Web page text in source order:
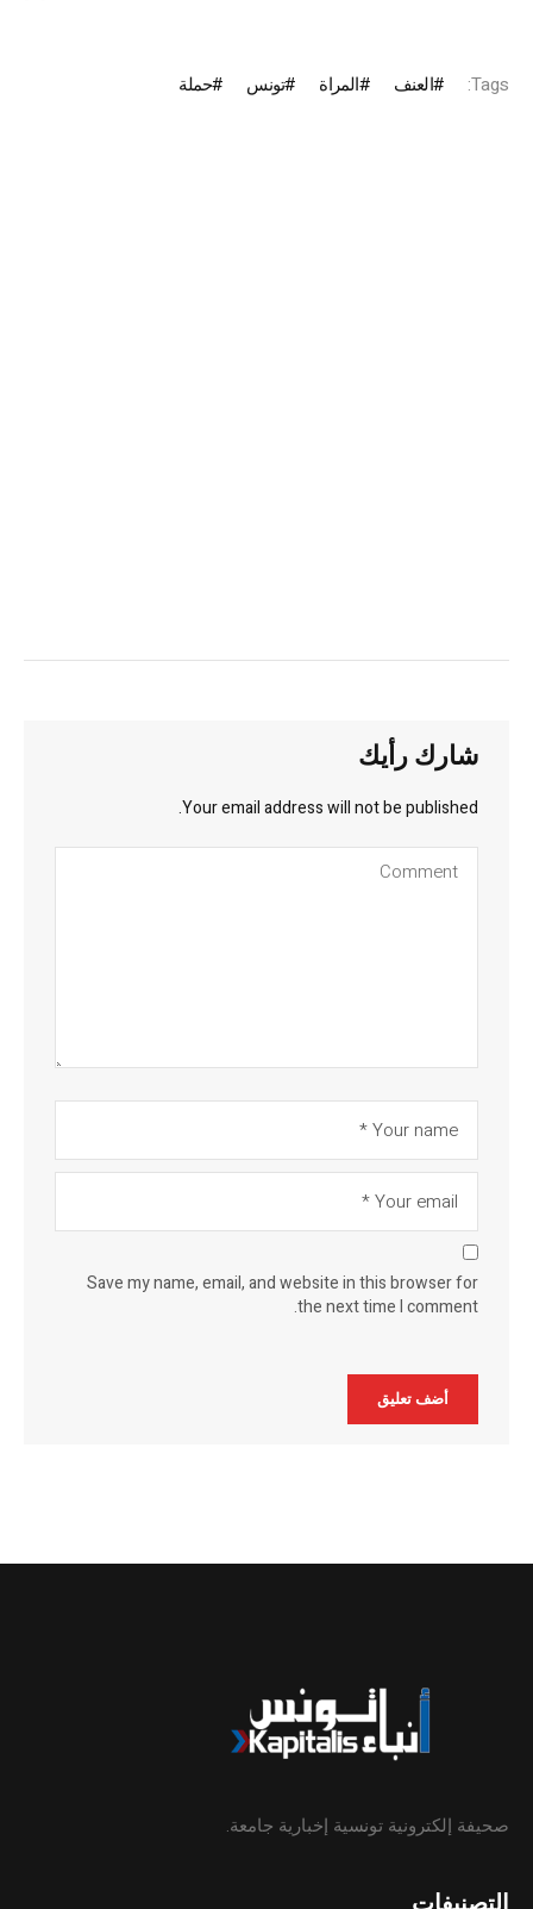
Tags: العنف المراة تونس حملة
شارك رأيك
Your email address will not be published.
Save my name, email, and website in this browser for
the next time I comment.
صحيفة إلكترونية تونسية إخبارية جامعة.